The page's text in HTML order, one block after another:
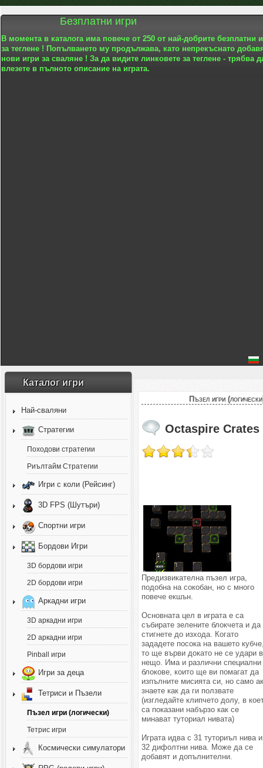
Безплатни игри
В момента в каталога има повече от 250 от най-добрите безплатни
за теглене ! Попълването му продължава, като непрекъснато
нови игри за сваляне ! За да видите линковете за теглене - трябва
влезете в пълното описание на играта.
Каталог игри
Най-сваляни
Стратегии
Походови стратегии
Риълтайм Стратегии
Игри с коли (Рейсинг)
3D FPS (Шутъри)
Спортни игри
Бордови Игри
3D бордови игри
2D бордови игри
Аркадни игри
3D аркадни игри
2D аркадни игри
Pinball игри
Игри за деца
Тетриси и Пъзели
Пъзел игри (логически)
Тетрис игри
Космически симулатори
Пъзел игри
Octaspire Crates
Предизвикателна пъзел игра,
подобна на сокобан, но с много
повече екшън.
Основната цел в играта е са
събиратe зелените блокчета и да
стигнете до изхода. Когато
зададете посока на вашето
то ще върви докато не се удари в
нещо. Има и различни специални
блокове, които ще ви помагат да
изпълните мисията си, но само
знаете как да ги ползвате
(изгледайте клипчето долу, в
са показани набързо как се
минават туториал нивата)
Играта идва с 31 туториъл нива и
32 дифолтни нива. Може да се
добавят и допълнителни.